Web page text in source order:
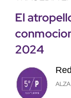
El
2024